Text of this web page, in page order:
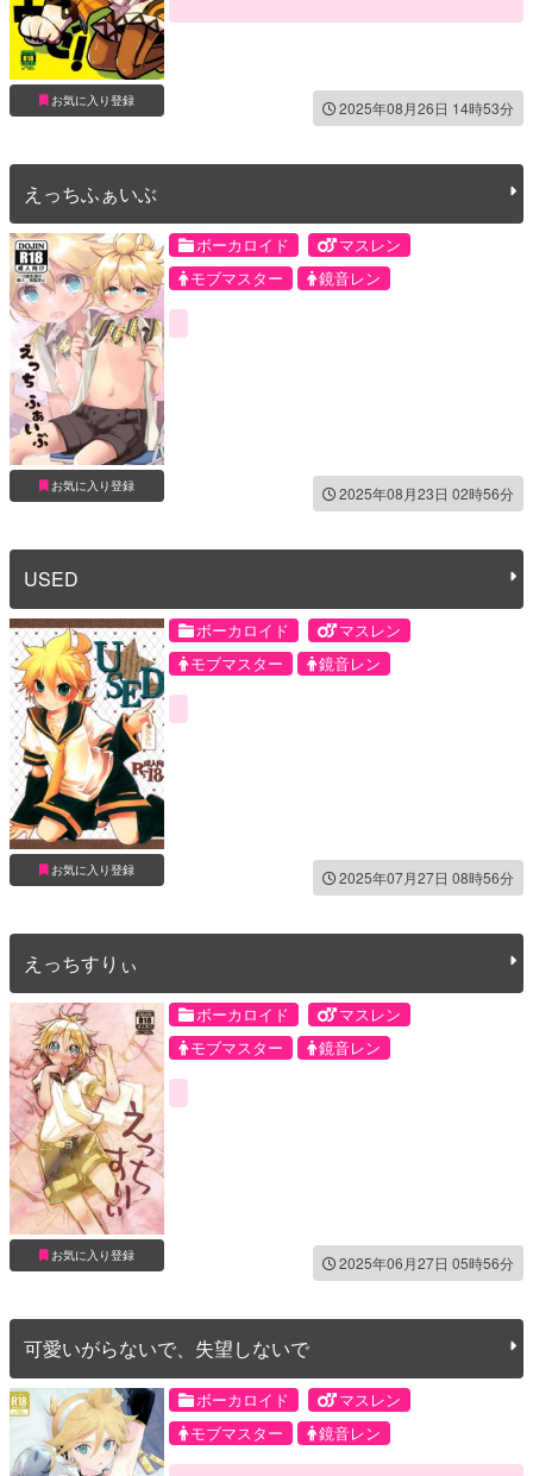
お気に入り登録
笑える(ギャグ)
2025年08月26日 14時53分
えっちふぁいぶ
お気に入り登録
ボーカロイド
マスレン
モブマスター
鏡音レン
2025年08月23日 02時56分
USED
お気に入り登録
ボーカロイド
マスレン
モブマスター
鏡音レン
2025年07月27日 08時56分
えっちすりぃ
お気に入り登録
ボーカロイド
マスレン
モブマスター
鏡音レン
2025年06月27日 05時56分
可愛いがらないで、失望しないで
ボーカロイド
マスレン
モブマスター
鏡音レン